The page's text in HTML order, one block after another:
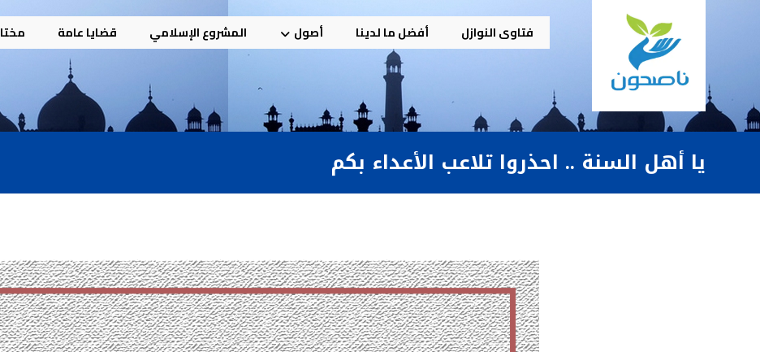
فتاوى النوازل أفضل ما لدينا أصول المشروع الإسلامي قضايا عامة
يا أهل السنة .. احذروا تلاعب الأعداء بكم